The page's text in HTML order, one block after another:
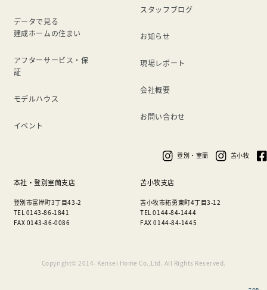
データで見る
建成ホームの住まい
アフターサービス・保
証
モデルハウス
イベント
スタッフブログ
お知らせ
現場レポート
会社概要
お問い合わせ
本社・登別室蘭支店
登別市富岸町3丁目43-2
TEL 0143-86-1841
FAX 0143-86-0086
苫小牧支店
苫小牧市拓勇東町4丁目3-12
TEL 0144-84-1444
FAX 0144-84-1445
登別・室蘭 苫小牧
Copyright© 2014- Kensei Home Co.,Ltd. All Rights Reserved.